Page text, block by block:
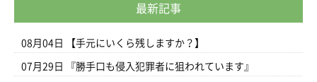
最新記事
08月04日 【手元にいくら残しますか？】
07月29日 『勝手口も侵入犯罪者に狙われています』